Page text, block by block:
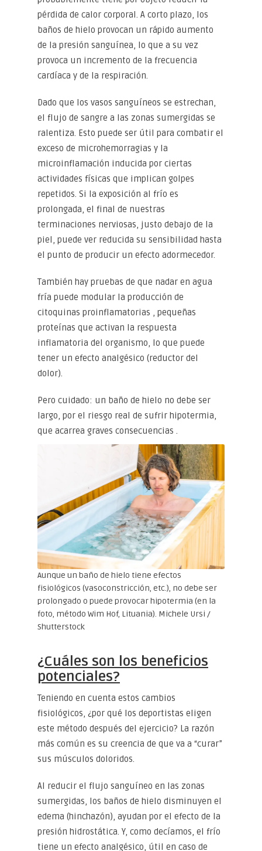
pérdida de calor corporal. A corto plazo, los
baños de hielo provocan un rápido aumento
de la presión sanguínea, lo que a su vez
provoca un incremento de la frecuencia
cardíaca y de la respiración.
Dado que los vasos sanguíneos se estrechan,
el flujo de sangre a las zonas sumergidas se
ralentiza. Esto puede ser útil para combatir el
exceso de microhemorragias y la
microinflamación inducida por ciertas
actividades físicas que implican golpes
repetidos. Si la exposición al frío es
prolongada, el final de nuestras
terminaciones nerviosas, justo debajo de la
piel, puede ver reducida su sensibilidad hasta
el punto de producir un efecto adormecedor.
También hay pruebas de que nadar en agua
fría puede modular la producción de
citoquinas proinflamatorias , pequeñas
proteínas que activan la respuesta
inflamatoria del organismo, lo que puede
tener un efecto analgésico (reductor del
dolor).
Pero cuidado: un baño de hielo no debe ser
largo, por el riesgo real de sufrir hipotermia,
que acarrea graves consecuencias .
Aunque un baño de hielo tiene efectos
fisiológicos (vasoconstricción, etc.), no debe ser
prolongado o puede provocar hipotermia (en la
foto, método Wim Hof, Lituania). Michele Ursi /
Shutterstock
¿Cuáles son los beneficios
potenciales?
Teniendo en cuenta estos cambios
fisiológicos, ¿por qué los deportistas eligen
este método después del ejercicio? La razón
más común es su creencia de que va a “curar”
sus músculos doloridos.
Al reducir el flujo sanguíneo en las zonas
sumergidas, los baños de hielo disminuyen el
edema (hinchazón), ayudan por el efecto de la
presión hidrostática. Y, como decíamos, el frío
tiene un efecto analgésico, útil en caso de